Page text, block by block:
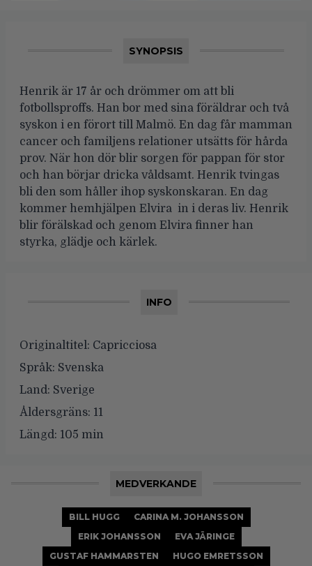
SYNOPSIS
Henrik är 17 år och drömmer om att bli
fotbollsproffs. Han bor med sina föräldrar och två
syskon i en förort till Malmö. En dag får mamman
cancer och familjens relationer utsätts för hårda
prov. När hon dör blir sorgen för pappan för stor
och han börjar dricka våldsamt. Henrik tvingas
bli den som håller ihop syskonskaran. En dag
kommer hemhjälpen Elvira in i deras liv. Henrik
blir förälskad och genom Elvira finner han
styrka, glädje och kärlek.
INFO
Originaltitel: Capricciosa
Språk: Svenska
Land: Sverige
Åldersgräns: 11
Längd: 105 min
MEDVERKANDE
BILL HUGG
CARINA M. JOHANSSON
ERIK JOHANSSON
EVA JÄRINGE
GUSTAF HAMMARSTEN
HUGO EMRETSSON